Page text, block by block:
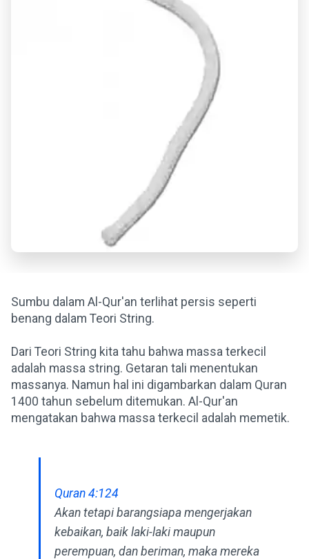
Sumbu dalam Al-Qur'an terlihat persis seperti
benang dalam Teori String.
Dari Teori String kita tahu bahwa massa terkecil
adalah massa string. Getaran tali menentukan
massanya. Namun hal ini digambarkan dalam Quran
1400 tahun sebelum ditemukan. Al-Qur'an
mengatakan bahwa massa terkecil adalah memetik.
Quran 4:124
Akan tetapi barangsiapa mengerjakan
kebaikan, baik laki-laki maupun
perempuan, dan beriman, maka mereka